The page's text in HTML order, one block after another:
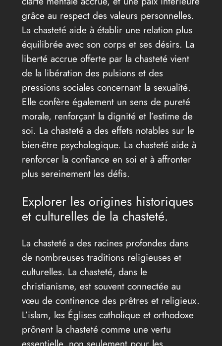
grâce au respect des valeurs personnelles.
La chasteté aide à établir une relation plus
équilibrée avec son corps et ses désirs. La
liberté accrue offerte par la chasteté vient
de la libération des pulsions et des
pressions sociales concernant la sexualité.
Elle confère également un sens de pureté
morale, renforçant la dignité et l’estime de
soi. La chasteté a des effets notables sur le
bien-être psychologique. La chasteté aide à
renforcer la confiance en soi et à affronter
plus sereinement les défis.
Explorer les origines historiques
et culturelles de la chasteté.
La chasteté a des racines profondes dans
de nombreuses traditions religieuses et
culturelles. La chasteté, dans le
christianisme, est souvent connectée au
vœu de continence des prêtres et religieux.
L’islam, les Églises catholique et orthodoxe
prônent la chasteté comme une vertu